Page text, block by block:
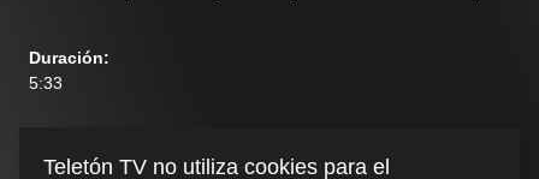
Duración:
5:33
Teletón TV no utiliza cookies para el